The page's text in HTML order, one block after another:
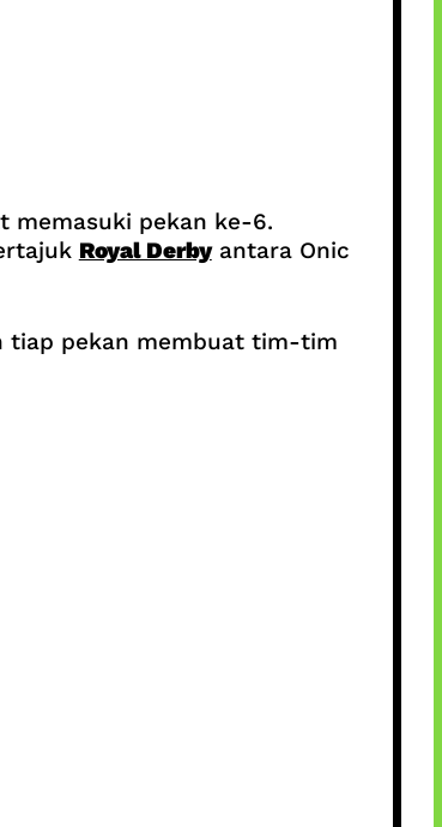
memasuki pekan ke-6.
Royal Derbyantara Onic
tiap pekan membuat tim-tim